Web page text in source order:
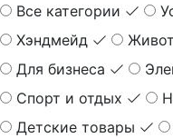
Все категории
Хэндмейд
Для бизнеса
Спорт и отдых
Детские товары